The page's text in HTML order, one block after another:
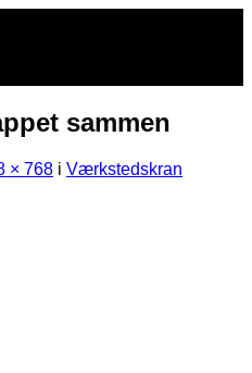
sammen
× 768 i Værkstedskran